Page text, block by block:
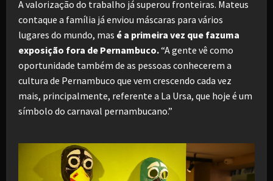
A valorização do trabalho já superou fronteiras. Mateus
contaque a família já enviou máscaras para vários
lugares do mundo, mas é a primeira vez que fazuma
exposição fora de Pernambuco.“A gente vê como
oportunidade também de as pessoas conhecerem a
cultura de Pernambuco que vem crescendo cada vez
mais, principalmente, referente a La Ursa, que hoje é um
símbolo do carnaval pernambucano.”